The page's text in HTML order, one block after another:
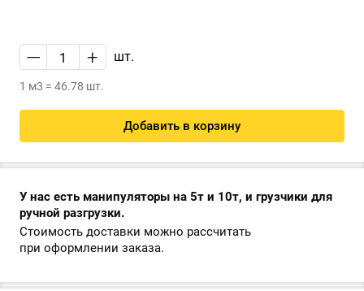
— + шт.
1 м3 = 46.78 шт.
Добавить в корзину
У нас есть манипуляторы на 5т и 10т, и грузчики для
ручной разгрузки.
Стоимость доставки можно рассчитать
при оформлении заказа.